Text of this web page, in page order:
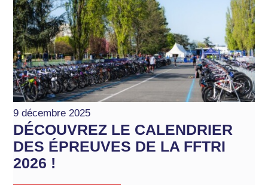
9 décembre 2025
DÉCOUVREZ LE CALENDRIER
DES ÉPREUVES DE LA FFTRI
2026 !